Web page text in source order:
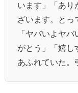
います」「あり
ざいます。とっ
「ヤバいよヤ
がとう」「嬉し
あふれていた。